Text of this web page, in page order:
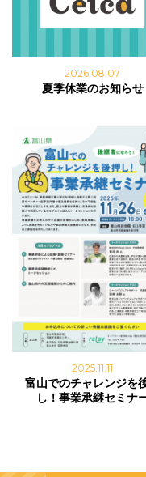
2026.08.07
夏季休業のお知らせ
2025.11.11
富山でのチャレンジを
し！事業承継セミナ